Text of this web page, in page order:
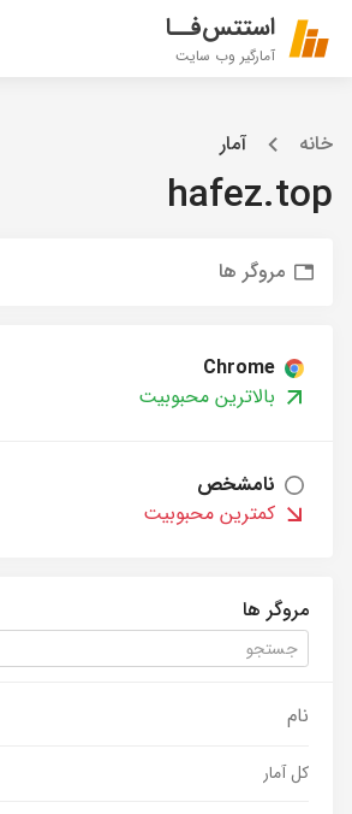
استتس‌فــا
آمارگیر وب سایت
خانه آمار
hafez.top
مروگر ها
Chrome
بالاترین محبوبیت
نامشخص
کمترین محبوبیت
مروگر ها
نام
کل آمار